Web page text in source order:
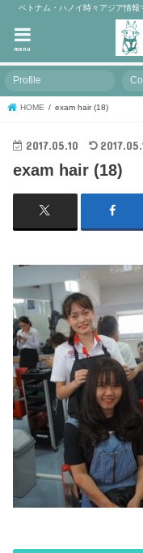
ベトナム・ハノイ時々アジア情
menu
Profile
HOME exam hair (18)
2017.05.10
exam hair (18)